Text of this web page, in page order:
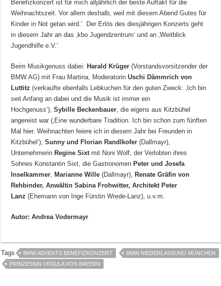
Benefizkonzert ist für mich alljährlich der beste Auftakt für die
Weihnachtszeit. Vor allem deshalb, weil mit diesem Abend Gutes für
Kinder in Not getan wird.‘ Der Erlös des diesjährigen Konzerts geht
in diesem Jahr an das ‚kbo Jugendzentrum‘ und an ‚Weitblick
Jugendhilfe e.V.‘
Beim Musikgenuss dabei:Harald Krüger (Vorstandsvorsitzender der
BMW AG) mit Frau Martina, ModeratorinUschi Dämmrich von
Luttitz (verkaufte ebenfalls Lebkuchen für den guten Zweck: ‚Ich bin
seit Anfang an dabei und die Musik ist immer ein
Hochgenuss‘), Sybille Beckenbauer , die eigens aus Kitzbühel
angereist war (‚Eine wunderbare Tradition. Ich bin schon zum fünften
Mal hier. Weihnachten feiere ich in diesem Jahr bei Freunden in
Kitzbühel‘),Sunny und Florian Randlkofer (Dallmayr),
UnternehmerinRegine Sixtmit Noni Wolf, der Verlobten ihres
Sohnes Konstantin Sixt, die GastronomenPeter und Josefa
Inselkammer ,Marianne Wille(Dallmayr),Renate Gräfin von
Rehbinder, Anwältin Sabina Frohwitter, Architekt Peter
Lanz (Ehemann von Inge Fürstin Wrede-Lanz), u.v.m.
Autor: Andrea Vodermayr
Tags BMW ADVENTS BENEFIZKONZERT
BMW NIEDERLASSUNG MÜNCHEN
PRINZESSIN URSULA VON BAYERN